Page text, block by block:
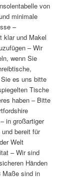
von
minimale
–
klar und Makel
– Wir
wenn Sie
es uns bitte
Tische
haben – Bitte
in großartiger
bereit für
Welt
– Wir sind
Händen
Maße sind in